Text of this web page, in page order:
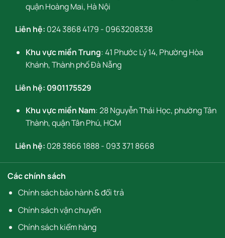
quận Hoàng Mai, Hà Nội
Liên hệ: 024 3868 4179 - 0963208338
Khu vực miền Trung: 41 Phước Lý 14, Phường Hòa
Khánh, Thành phố Đà Nẵng
Liên hệ: 0901175529
Khu vực miền Nam: 28 Nguyễn Thái Học, phường Tân
Thành, quận Tân Phú, HCM
Liên hệ: 028 3866 1888- 093 371 8668
Các chính sách
Chính sách bảo hành & đổi trả
Chính sách vận chuyển
Chính sách kiểm hàng